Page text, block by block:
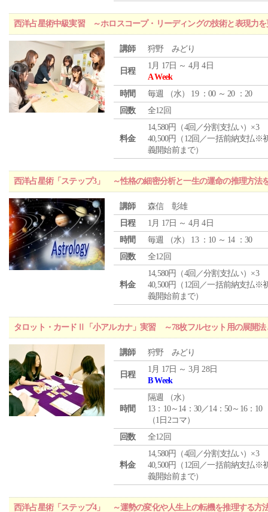
西洋占星術中級実習 ～ホロスコープ・リーディングの技術と表現力
講師 狩野 みどり
日程
1月 17日 ～ 4月 4日
A Week
時間
毎週 （水） 19 ：00 ～ 20 ：20
回数
全12回
料金
14,580円（4回／分割支払い）×3
40,500円（12回／一括前納支払※
義開始前まで）
西洋占星術「ステップ3」 ～性格の細密分析と一生の運命の推理方法
講師
森信 彰雄
日程
1月 17日 ～ 4月 4日
時間
毎週 （水） 13 ：10 ～ 14 ：30
回数
全12回
料金
14,580円（4回／分割支払い）×3
40,500円（12回／一括前納支払※
義開始前まで）
タロット・カードⅡ「小アルカナ」実習 ～78枚フルセット用の展開法
講師 狩野 みどり
日程
1月 17日 ～ 3月 28日
B Week
時間
隔週 （水）
13：10～14：30／14：50～16：10
（1日2コマ）
回数
全12回
料金
14,580円（4回／分割支払い）×3
40,500円（12回／一括前納支払※
義開始前まで）
西洋占星術「ステップ4」 ～運勢の変化や人生上の転機を推理する方